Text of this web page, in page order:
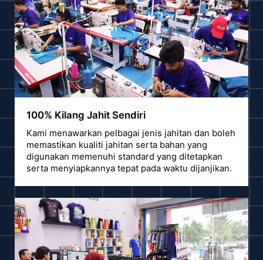
100% Kilang Jahit Sendiri
Kami menawarkan pelbagai jenis jahitan dan boleh
memastikan kualiti jahitan serta bahan yang
digunakan memenuhi standard yang ditetapkan
serta menyiapkannya tepat pada waktu dijanjikan.